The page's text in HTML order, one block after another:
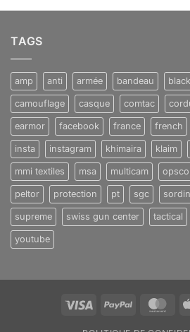
TAGS
amp anti armée bandeau black
camouflage casque comtac
earmor facebook france french
insta instagram khimaira klaim
mmi textiles msa multicam
peltor protection pt sgc sordin
supreme swiss gun center tactical
youtube
Visa PayPal